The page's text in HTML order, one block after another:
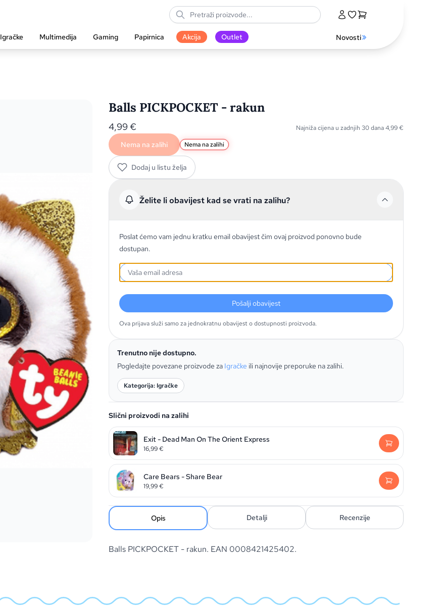
Igračke Multimedija Gaming Papirnica Akcija Outlet Novosti
Balls PICKPOCKET - rakun
4,99 € Najniža cijena u zadnjih 30 dana4,99€
Nema na zalihi Nema na zalihi
Dodaj u listu želja
Želite li obavijest kad se vrati na zalihu?
Poslat ćemo vam jednu kratku email obavijest čim ovaj proizvod ponovno bude
dostupan.
Pošalji obavijest
Ova prijava služi samo za jednokratnu obavijest o dostupnosti proizvoda.
Trenutno nije dostupno.
Pogledajte povezane proizvode za Igračke ili najnovije preporuke na zalihi.
Kategorija: Igračke
Slični proizvodi na zalihi
Exit - Dead Man On The Orient Express
16,99€
Care Bears - Share Bear
19,99€
Opis Detalji Recenzije
Balls PICKPOCKET - rakun. EAN 0008421425402.